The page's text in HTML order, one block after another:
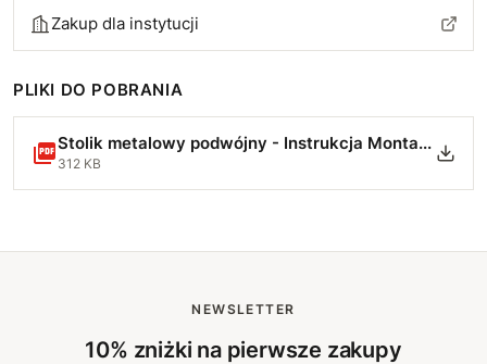
Zakup dla instytucji
PLIKI DO POBRANIA
Stolik metalowy podwójny - Instrukcja Montażu.pdf
312 KB
NEWSLETTER
10% zniżki na pierwsze zakupy